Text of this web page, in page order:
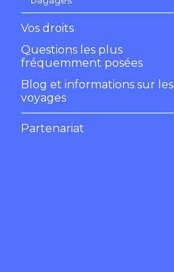
Vos droits
Questions les plus
fréquemment posées
Blog et informations sur les
voyages
Partenariat